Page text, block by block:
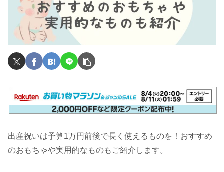
出産祝いは予算1万円前後で長く使えるものを！おすすめ
のおもちゃや実用的なものもご紹介します。